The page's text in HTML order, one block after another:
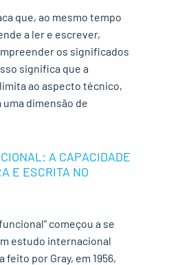
que, ao mesmo tempo
a ler e escrever,
os significados
significa que a
ao aspecto técnico,
dimensão de
A CAPACIDADE
E ESCRITA NO
começou a se
estudo internacional
feito por Gray, em 1956,